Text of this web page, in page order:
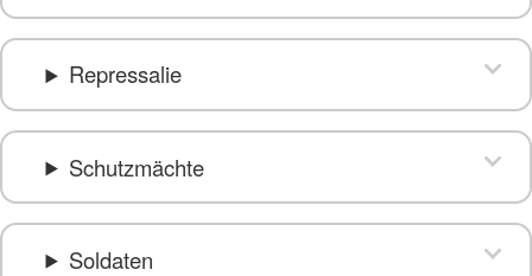
Repressalie
Schutzmächte
Soldaten